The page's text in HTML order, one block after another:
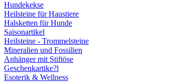
Hundekekse
Heilsteine für Haustiere
Halsketten für Hunde
Saisonartikel
Heilsteine - Trommelsteine
Mineralien und Fossilien
Anhänger mit Stiftöse
Geschenkartike?l
Esoterik & Wellness